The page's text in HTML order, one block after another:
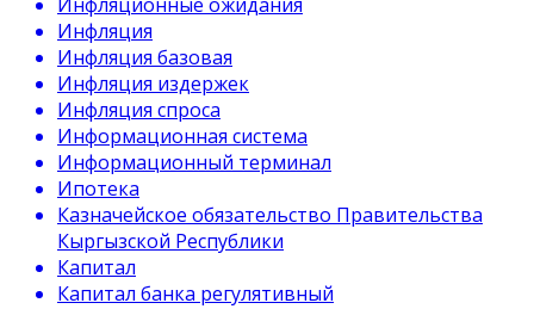
Инфляция
Инфляция базовая
Инфляция издержек
Инфляция спроса
Информационная система
Информационный терминал
Ипотека
Казначейское обязательство Правительства
Кыргызской Республики
Капитал
Капитал банка регулятивный